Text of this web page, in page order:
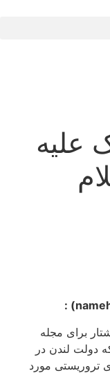
علیه
برای مجله
دولت لندن در
تروریستی مورد